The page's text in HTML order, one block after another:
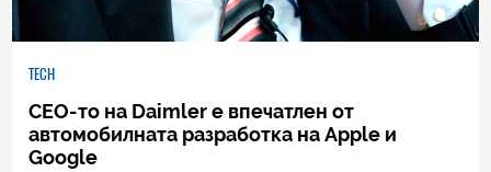
TECH
CEO-то на Daimler е впечатлен от
автомобилната разработка на Apple и
Google